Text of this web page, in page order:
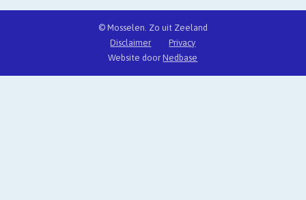
© Mosselen. Zo uit Zeeland
Disclaimer
Privacy
Website doorNedbase